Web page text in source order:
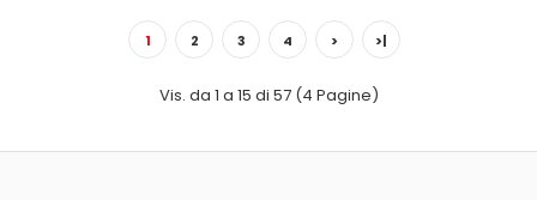
1 2 3 4 > >|
Vis. da 1 a 15 di 57 (4 Pagine)